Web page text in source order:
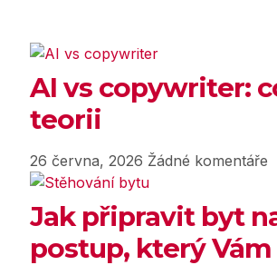
AI vs copywriter:
teorii
26 června, 2026 Žádné komentáře
Jak připravit byt
postup, který